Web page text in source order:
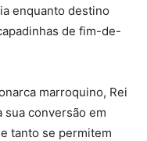
enquanto destino
de fim-de-
marroquino, Rei
sua conversão em
tanto se permitem